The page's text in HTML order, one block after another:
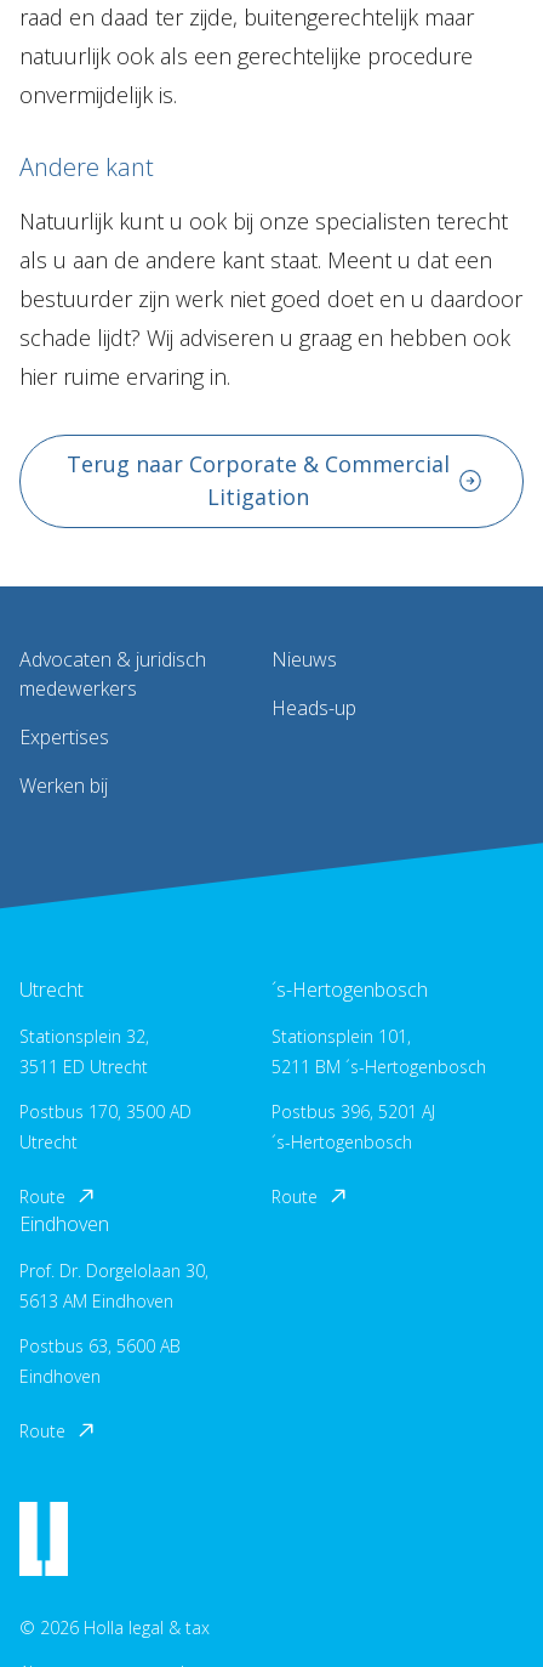
raad en daad ter zijde, buitengerechtelijk maar
natuurlijk ook als een gerechtelijke procedure
onvermijdelijk is.
Andere kant
Natuurlijk kunt u ook bij onze specialisten terecht
als u aan de andere kant staat. Meent u dat een
bestuurder zijn werk niet goed doet en u daardoor
schade lijdt? Wij adviseren u graag en hebben ook
hier ruime ervaring in.
Terug naar Corporate & Commercial
Litigation
Advocaten & juridisch
medewerkers
Expertises
Werken bij
Nieuws
Heads-up
Utrecht
Stationsplein 32,
3511 ED Utrecht
Postbus 170, 3500 AD
Utrecht
Route
´s-Hertogenbosch
Stationsplein 101,
5211 BM ´s-Hertogenbosch
Postbus 396, 5201 AJ
´s-Hertogenbosch
Route
Eindhoven
Prof. Dr. Dorgelolaan 30,
5613 AM Eindhoven
Postbus 63, 5600 AB
Eindhoven
Route
© 2026 Holla legal & tax